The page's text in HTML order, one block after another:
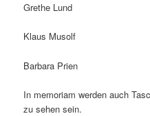
Grethe Lund
Klaus Musolf
Barbara Prien
In memoriam werden auch
zu sehen sein.